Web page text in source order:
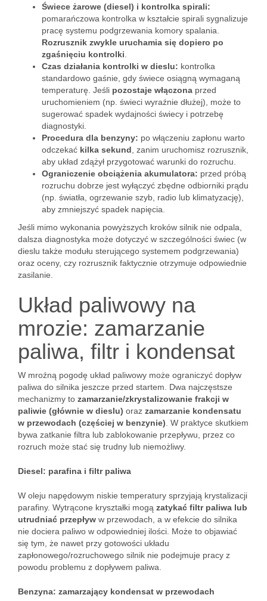
Świece żarowe (diesel) i kontrolka spirali:
pomarańczowa kontrolka w kształcie spirali sygnalizuje
pracę systemu podgrzewania komory spalania.
Rozrusznik zwykle uruchamia się dopiero po
zgaśnięciu kontrolki
Czas działania kontrolki w dieslu: kontrolka
standardowo gaśnie, gdy świece osiągną wymaganą
temperaturę. Jeśli pozostaje włączona przed
uruchomieniem (np. świeci wyraźnie dłużej), może to
sugerować spadek wydajności świecy i potrzebę
diagnostyki.
Procedura dla benzyny: po włączeniu zapłonu warto
odczekać kilka sekund , zanim uruchomisz rozrusznik,
aby układ zdążył przygotować warunki do rozruchu.
Ograniczenie obciążenia akumulatora: przed próbą
rozruchu dobrze jest wyłączyć zbędne odbiorniki prądu
(np. światła, ogrzewanie szyb, radio lub klimatyzację),
aby zmniejszyć spadek napięcia.
Jeśli mimo wykonania powyższych kroków silnik nie odpala,
dalsza diagnostyka może dotyczyć w szczególności świec (w
dieslu także modułu sterującego systemem podgrzewania)
oraz oceny, czy rozrusznik faktycznie otrzymuje odpowiednie
zasilanie.
Układ paliwowy na
mrozie: zamarzanie
paliwa, filtr i kondensat
W mroźną pogodę układ paliwowy może ograniczyć dopływ
paliwa do silnika jeszcze przed startem. Dwa najczęstsze
mechanizmy to zamarzanie/zkrystalizowanie frakcji w
paliwie (głównie w dieslu) oraz zamarzanie kondensatu
w przewodach (częściej w benzynie) . W praktyce skutkiem
bywa zatkanie filtra lub zablokowanie przepływu, przez co
rozruch może stać się trudny lub niemożliwy.
Diesel: parafina i filtr paliwa
W oleju napędowym niskie temperatury sprzyjają krystalizacji
parafiny. Wytrącone kryształki mogą zatykać filtr paliwa lub
utrudniać przepływ w przewodach, a w efekcie do silnika
nie dociera paliwo w odpowiedniej ilości. Może to objawiać
się tym, że nawet przy gotowości układu
zapłonowego/rozruchowego silnik nie podejmuje pracy z
powodu problemu z dopływem paliwa.
Benzyna: zamarzający kondensat w przewodach